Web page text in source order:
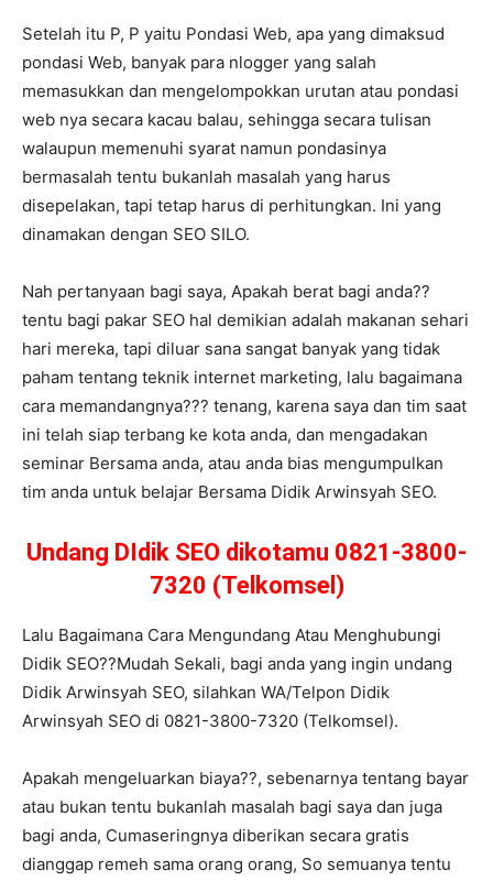
Setelah itu P, P yaitu Pondasi Web, apa yang dimaksud
pondasi Web, banyak para nlogger yang salah
memasukkan dan mengelompokkan urutan atau pondasi
web nya secara kacau balau, sehingga secara tulisan
walaupun memenuhi syarat namun pondasinya
bermasalah tentu bukanlah masalah yang harus
disepelakan, tapi tetap harus di perhitungkan. Ini yang
dinamakan dengan SEO SILO.
Nah pertanyaan bagi saya, Apakah berat bagi anda??
tentu bagi pakar SEO hal demikian adalah makanan sehari
hari mereka, tapi diluar sana sangat banyak yang tidak
paham tentang teknik internet marketing, lalu bagaimana
cara memandangnya??? tenang, karena saya dan tim saat
ini telah siap terbang ke kota anda, dan mengadakan
seminar Bersama anda, atau anda bias mengumpulkan
tim anda untuk belajar Bersama Didik Arwinsyah SEO.
Undang DIdik SEO dikotamu 0821-3800-
7320 (Telkomsel)
Lalu Bagaimana Cara Mengundang Atau Menghubungi
Didik SEO??Mudah Sekali, bagi anda yang ingin undang
Didik Arwinsyah SEO, silahkan WA/Telpon Didik
Arwinsyah SEO di 0821-3800-7320 (Telkomsel).
Apakah mengeluarkan biaya??, sebenarnya tentang bayar
atau bukan tentu bukanlah masalah bagi saya dan juga
bagi anda, Cumaseringnya diberikan secara gratis
dianggap remeh sama orang orang, So semuanya tentu